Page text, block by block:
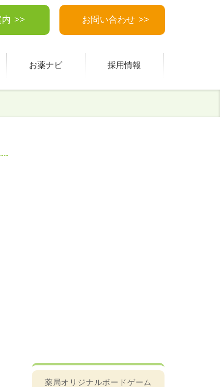
お問い合わせ
お薬ナビ 採用情報
薬局オリジナルボードゲーム